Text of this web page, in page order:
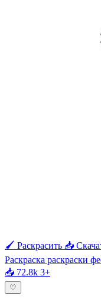
🖌 Раскрасить 📥
Раскраска раскраски
📥 72.8k 3+
♡